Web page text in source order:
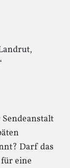
Darf das
eine